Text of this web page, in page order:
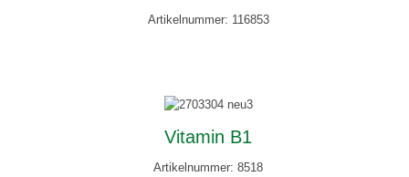
Artikelnummer: 116853
Vitamin B1
Artikelnummer: 8518